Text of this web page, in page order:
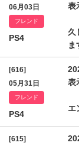
06月03日
フレンド
PS4
表
久
[616]
05月31日
フレンド
PS4
表
エ
[615]